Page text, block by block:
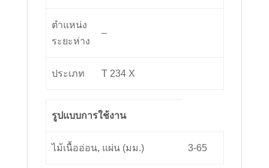
ตำแหน่ง
ระยะห่าง
–
ประเภท T 234 X
รูปแบบการใช้งาน
ไม้เนื้ออ่อน, แผ่น (มม.) 3-65